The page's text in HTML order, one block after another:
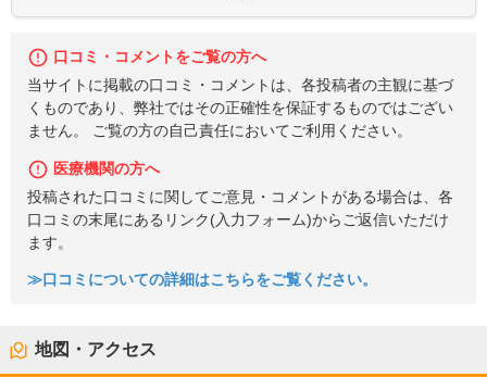
口コミ・コメントをご覧の方へ
当サイトに掲載の口コミ・コメントは、各投稿者の主観に基づ
くものであり、弊社ではその正確性を保証するものではござい
ません。 ご覧の方の自己責任においてご利用ください。
医療機関の方へ
投稿された口コミに関してご意見・コメントがある場合は、各
口コミの末尾にあるリンク(入力フォーム)からご返信いただけ
ます。
≫口コミについての詳細はこちらをご覧ください。
地図・アクセス